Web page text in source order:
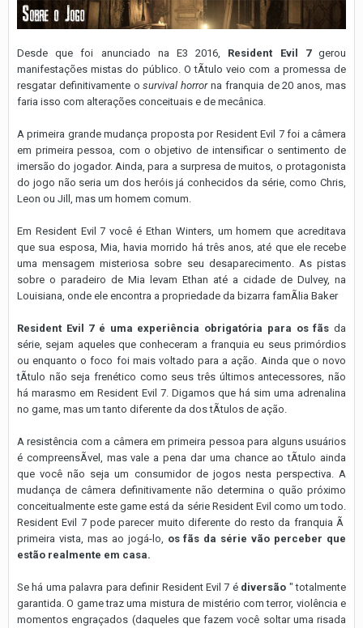
Desde que foi anunciado na E3 2016, Resident Evil 7gerou
manifestações mistas do público. O tÃ­tulo veio com a promessa de
resgatar definitivamente osurvival horrorna franquia de 20 anos, mas
faria isso com alterações conceituais e de mecânica.
A primeira grande mudança proposta por Resident Evil 7 foi a câmera
em primeira pessoa, com o objetivo de intensificar o sentimento de
imersão do jogador. Ainda, para a surpresa de muitos, o protagonista
do jogo não seria um dos heróis já conhecidos da série, como Chris,
Leon ou Jill, mas um homem comum.
Em Resident Evil 7 você é Ethan Winters, um homem que acreditava
que sua esposa, Mia, havia morrido há três anos, até que ele recebe
uma mensagem misteriosa sobre seu desaparecimento. As pistas
sobre o paradeiro de Mia levam Ethan até a cidade de Dulvey, na
Louisiana, onde ele encontra a propriedade da bizarra famÃ­lia Baker
Resident Evil 7 é uma experiência obrigatória para os fãs da
série, sejam aqueles que conheceram a franquia eu seus primórdios
ou enquanto o foco foi mais voltado para a ação. Ainda que o novo
tÃ­tulo não seja frenético como seus três últimos antecessores, não
há marasmo em Resident Evil 7. Digamos que há sim uma adrenalina
no game, mas um tanto diferente da dos tÃ­tulos de ação.
A resistência com a câmera em primeira pessoa para alguns usuários
é compreensÃ­vel, mas vale a pena dar uma chance ao tÃ­tulo ainda
que você não seja um consumidor de jogos nesta perspectiva. A
mudança de câmera definitivamente não determina o quão próximo
conceitualmente este game está da série Resident Evil como um todo.
Resident Evil 7 pode parecer muito diferente do resto da franquia Ã
primeira vista, mas ao jogá-lo, os fãs da série vão perceber que
estão realmente em casa.
Se há uma palavra para definir Resident Evil 7 é diversão " totalmente
garantida. O game traz uma mistura de mistério com terror, violência e
momentos engraçados (daqueles que fazem você soltar uma risada